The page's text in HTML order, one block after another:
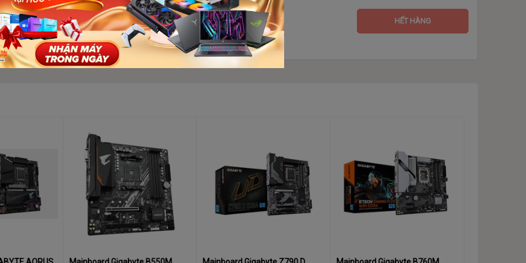
khác nhau tùy thuộc vào nội dung phát lại và phần mềm được sử dụng, và cần có DAC bên ngoài
kép 2,4 / 5 GHz
và tốc độ dữ liệu lên đến 2,4 Gbps
thuộc vào môi trường và thiết bị.
PRO DDR4
HẾT HÀNG